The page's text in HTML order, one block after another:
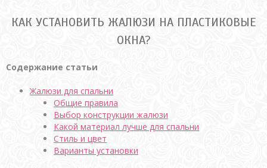
КАК УСТАНОВИТЬ ЖАЛЮЗИ НА ПЛАСТИКОВЫЕ
ОКНА?
Содержание статьи
Жалюзи для спальни
Общие правила
Выбор конструкции жалюзи
Какой материал лучше для спальни
Стиль и цвет
Варианты установки